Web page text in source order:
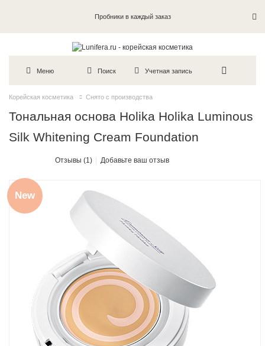
Пробники в каждый заказ
Меню Поиск Учетная запись
Корейская косметика Снято с производства
Тональная основа Holika Holika Luminous
Silk Whitening Cream Foundation
Отзывы (1) Добавьте ваш отзыв
New